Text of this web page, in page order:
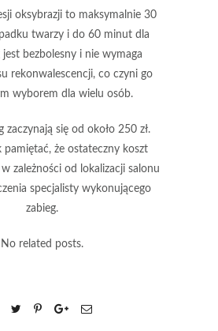
oksybrazjito maksymalnie 30
twarzy i do 60 minut dla
jest bezbolesny i nie wymaga
rekonwalescencji, co czyni go
wyborem dla wielu osób.
zaczynają się od około 250 zł.
pamiętać, że ostateczny koszt
zależności od lokalizacji salonu
specjalisty wykonującego
zabieg.
No related posts.